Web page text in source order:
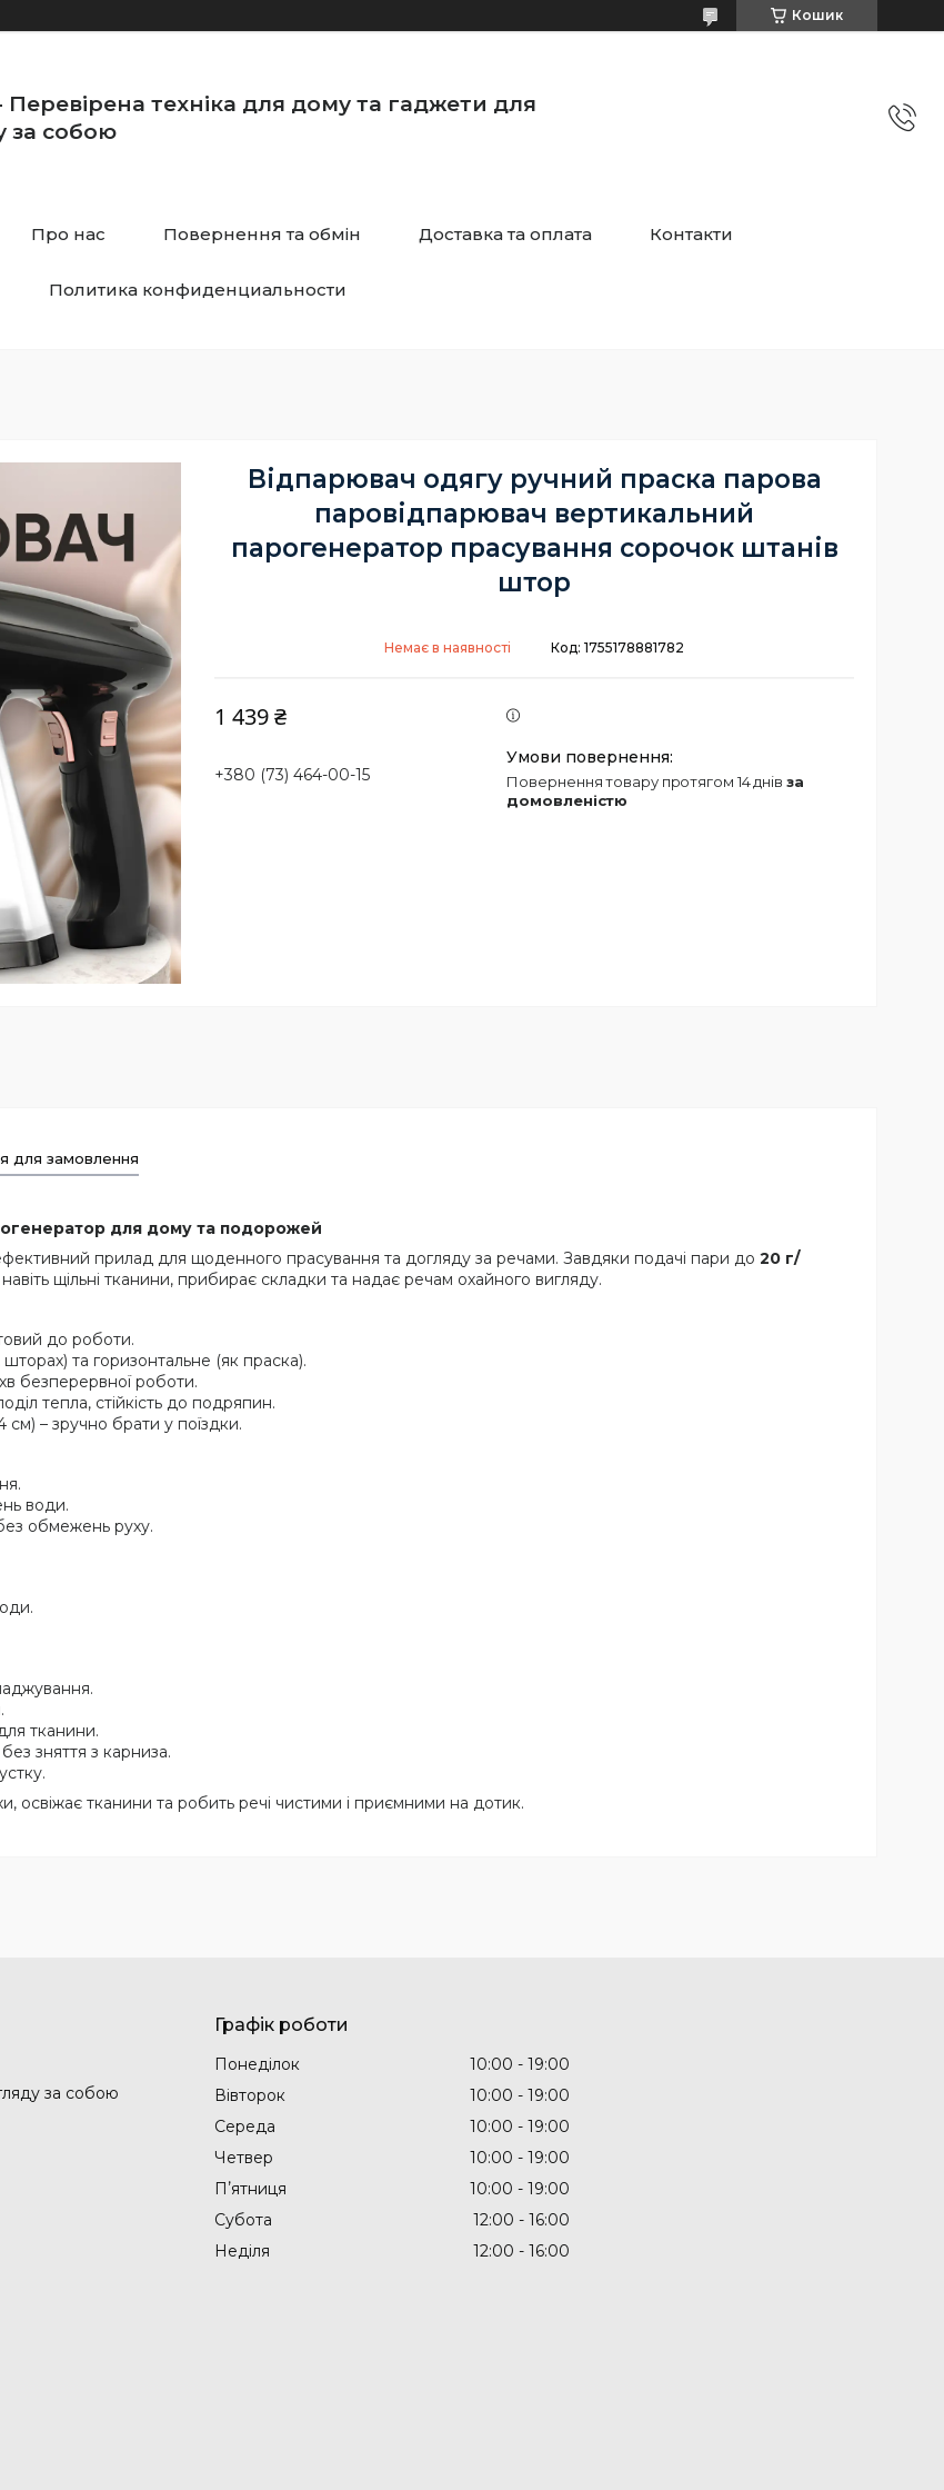
Кошик
Перевірена техніка для дому та гаджети для
за собою
Про нас Повернення та обмін Доставка та оплата Контакти
Политика конфиденциальности
Відпарювач одягу ручний праска парова
паровідпарювач вертикальний
парогенератор прасування сорочок штанів
штор
Немає в наявності Код: 1755178881782
1 439 ₴
+380 (73) 464-00-15 повернення товару протягом 14 днів за
домовленістю
для замовлення
для дому та подорожей
прилад для щоденного прасування та догляду за речами. Завдяки подачі пари до 20 г/
щільні тканини, прибирає складки та надає речам охайного вигляду.
до роботи.
та горизонтальне (як праска).
безперервної роботи.
тепла, стійкість до подряпин.
см) – зручно брати у поїздки.
води.
обмежень руху.
тканини.
зняття з карниза.
освіжає тканини та робить речі чистими і приємними на дотик.
за собою
Графік роботи
Понеділок 10:00
19:00
Вівторок
10:00
19:00
Середа
10:00
19:00
Четвер
10:00
19:00
Пʼятниця
10:00
19:00
Субота
12:00
16:00
Неділя
12:00 16:00